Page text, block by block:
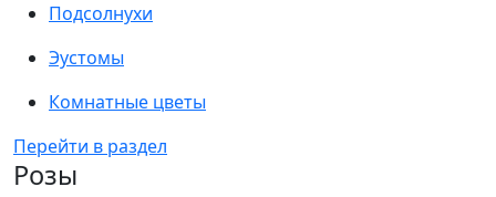
Подсолнухи
Эустомы
Комнатные цветы
Перейти в раздел
Розы